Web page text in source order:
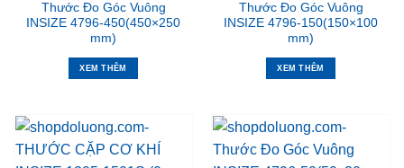
Thước Đo Góc Vuông
INSIZE 4796-450(450×250
mm)
XEM THÊM
Thước Đo Góc Vuông
INSIZE 4796-150(150×100
mm)
XEM THÊM